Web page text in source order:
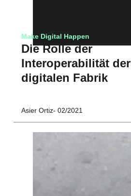
Make Digital Happen
Die Rolle der
Interoperabilität der
digitalen Fabrik
Asier Ortiz 02/2021